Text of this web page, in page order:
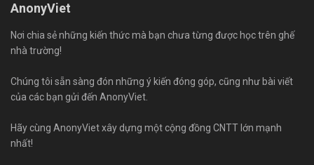
AnonyViet
Nơi chia sẻ những kiến thức mà bạn chưa từng được học trên ghế
nhà trường!
Chúng tôi sẵn sàng đón những ý kiến đóng góp, cũng như bài viết
của các bạn gửi đến AnonyViet.
Hãy cùng AnonyViet xây dựng một cộng đồng CNTT lớn mạnh
nhất!